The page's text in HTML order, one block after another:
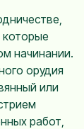
начинании.
орудия
или
работ,